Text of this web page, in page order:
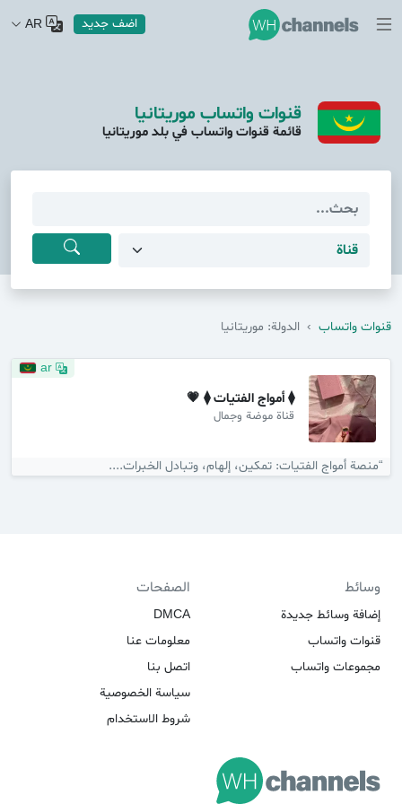
اضف جديد
قنوات واتساب موريتانيا
قائمة قنوات واتساب في بلد موريتانيا
قنوات واتساب › الدولة: موريتانيا
⧫ أمواج الفتيات ⧫ 💗
قناة موضة وجمال
“منصة أمواج الفتيات: تمكين، إلهام، وتبادل الخبرات....
وسائط
إضافة وسائط جديدة
قنوات واتساب
مجموعات واتساب
الصفحات
DMCA
معلومات عنا
اتصل بنا
سياسة الخصوصية
شروط الاستخدام